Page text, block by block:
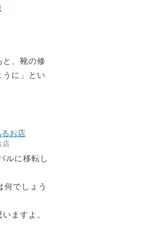
、靴の修
に」とい
店
ルに移転し
でしょう
ますよ。